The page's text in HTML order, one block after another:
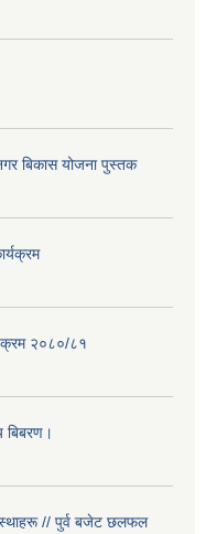
बिकास योजना पुस्तक
२०८०/८१
// पुर्व बजेट छलफल